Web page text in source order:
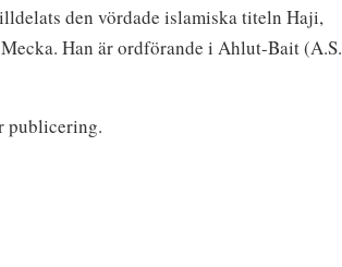
den vördade islamiska titeln Haji,
Han är ordförande i Ahlut-Bait (A.S.
publicering.